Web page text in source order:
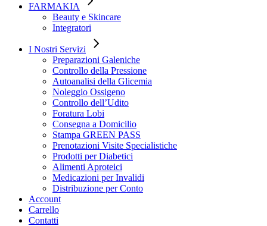
FARMAKIA
Beauty e Skincare
Integratori
I Nostri Servizi
Preparazioni Galeniche
Controllo della Pressione
Autoanalisi della Glicemia
Noleggio Ossigeno
Controllo dell’Udito
Foratura Lobi
Consegna a Domicilio
Stampa GREEN PASS
Prenotazioni Visite Specialistiche
Prodotti per Diabetici
Alimenti Aproteici
Medicazioni per Invalidi
Distribuzione per Conto
Account
Carrello
Contatti